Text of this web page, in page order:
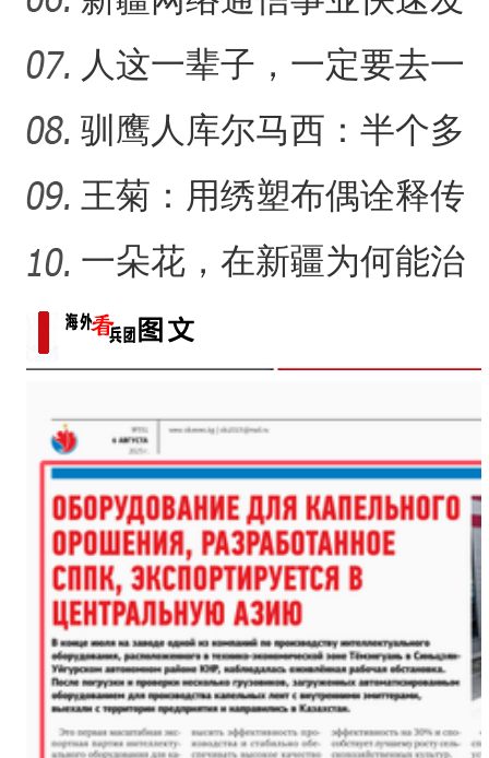
海外华文媒体打卡新疆喀什
展 拉近世界与新疆距离
人这一辈子，一定要去一
趟新星市！
驯鹰人库尔马西：半个多
世纪的传统文化守望
王菊：用绣塑布偶诠释传
统符号与技艺
一朵花，在新疆为何能治
沙又致富？